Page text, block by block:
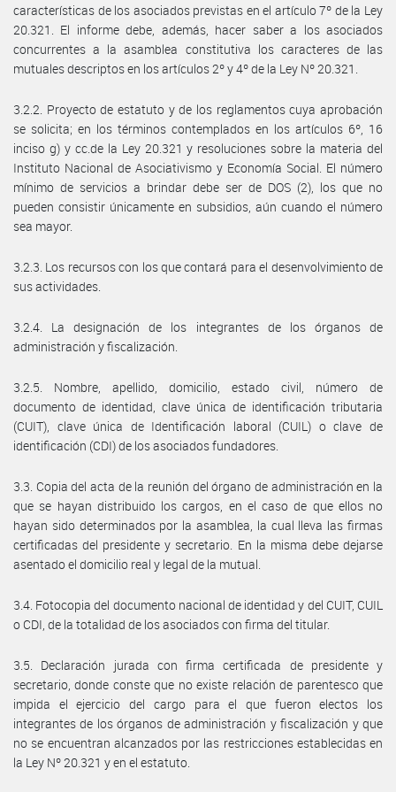
características de los asociados previstas en el artículo 7º de la Ley
20.321. El informe debe, además, hacer saber a los asociados
concurrentes a la asamblea constitutiva los caracteres de las
mutuales descriptos en los artículos 2º y 4º de la Ley Nº 20.321.
3.2.2. Proyecto de estatuto y de los reglamentos cuya aprobación
se solicita; en los términos contemplados en los artículos 6º, 16
inciso g) y cc.de la Ley 20.321 y resoluciones sobre la materia del
Instituto Nacional de Asociativismo y Economía Social. El número
mínimo de servicios a brindar debe ser de DOS (2), los que no
pueden consistir únicamente en subsidios, aún cuando el número
sea mayor.
3.2.3. Los recursos con los que contará para el desenvolvimiento de
sus actividades.
3.2.4. La designación de los integrantes de los órganos de
administración y fiscalización.
3.2.5. Nombre, apellido, domicilio, estado civil, número de
documento de identidad, clave única de identificación tributaria
(CUIT), clave única de Identificación laboral (CUIL) o clave de
identificación (CDI) de los asociados fundadores.
3.3. Copia del acta de la reunión del órgano de administración en la
que se hayan distribuido los cargos, en el caso de que ellos no
hayan sido determinados por la asamblea, la cual lleva las firmas
certificadas del presidente y secretario. En la misma debe dejarse
asentado el domicilio real y legal de la mutual.
3.4. Fotocopia del documento nacional de identidad y del CUIT, CUIL
o CDI, de la totalidad de los asociados con firma del titular.
3.5. Declaración jurada con firma certificada de presidente y
secretario, donde conste que no existe relación de parentesco que
impida el ejercicio del cargo para el que fueron electos los
integrantes de los órganos de administración y fiscalización y que
no se encuentran alcanzados por las restricciones establecidas en
la Ley Nº 20.321 y en el estatuto.